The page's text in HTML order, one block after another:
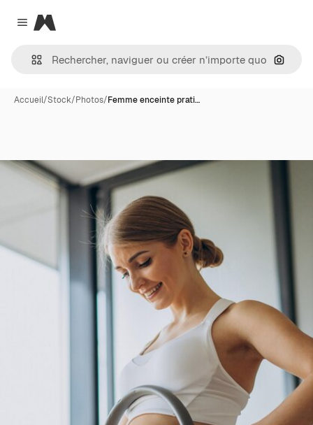
Close menu
Magnific
Accueil/Stock/Photos/Femme enceinte prati…